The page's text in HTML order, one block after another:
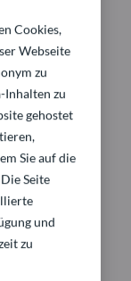
Cookies,
Webseite
zu
Inhalten zu
gehostet
Sie auf die
Seite
und
zu